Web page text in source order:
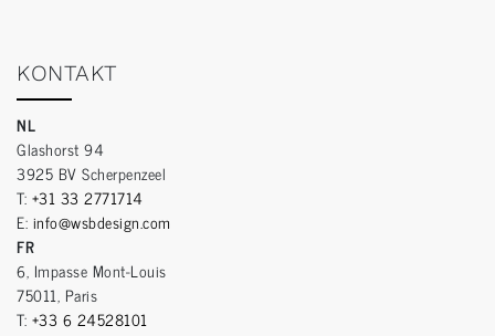
KONTAKT
NL
Glashorst 94
3925 BV Scherpenzeel
T: +31 33 2771714
E: info@wsbdesign.com
FR
6, Impasse Mont-Louis
75011, Paris
T: +33 6 24528101